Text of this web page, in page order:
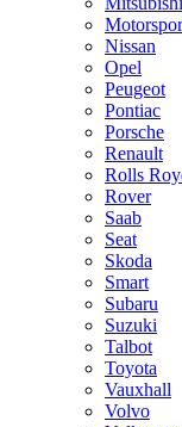
Nissan
Opel
Peugeot
Pontiac
Porsche
Renault
Rolls
Rover
Saab
Seat
Skoda
Smart
Subaru
Suzuki
Talbot
Toyota
Vauxhall
Volvo